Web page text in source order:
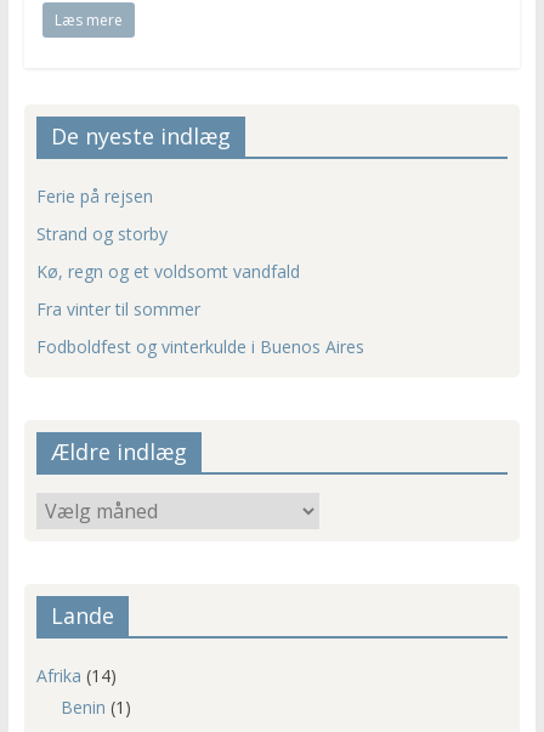
Læs mere
De nyeste indlæg
Ferie på rejsen
Strand og storby
Kø, regn og et voldsomt vandfald
Fra vinter til sommer
Fodboldfest og vinterkulde i Buenos Aires
Ældre indlæg
Ældre
Lande
Afrika (14)
Benin (1)